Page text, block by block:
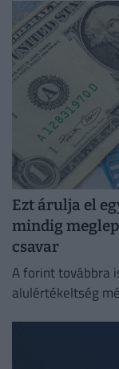
Ezt árulja el
mindig
csavar
A forint továbbra
alulértékeltség